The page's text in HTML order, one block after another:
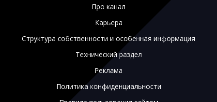
Про канал
Карьера
Структура собственности и особенная информация
Технический раздел
Реклама
Политика конфиденциальности